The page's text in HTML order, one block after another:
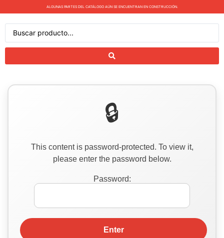
ALGUNAS PARTES DEL CATÁLOGO AÚN SE ENCUENTRAN EN CONSTRUCCIÓN.
This content is password-protected. To view it,
please enter the password below.
Password: